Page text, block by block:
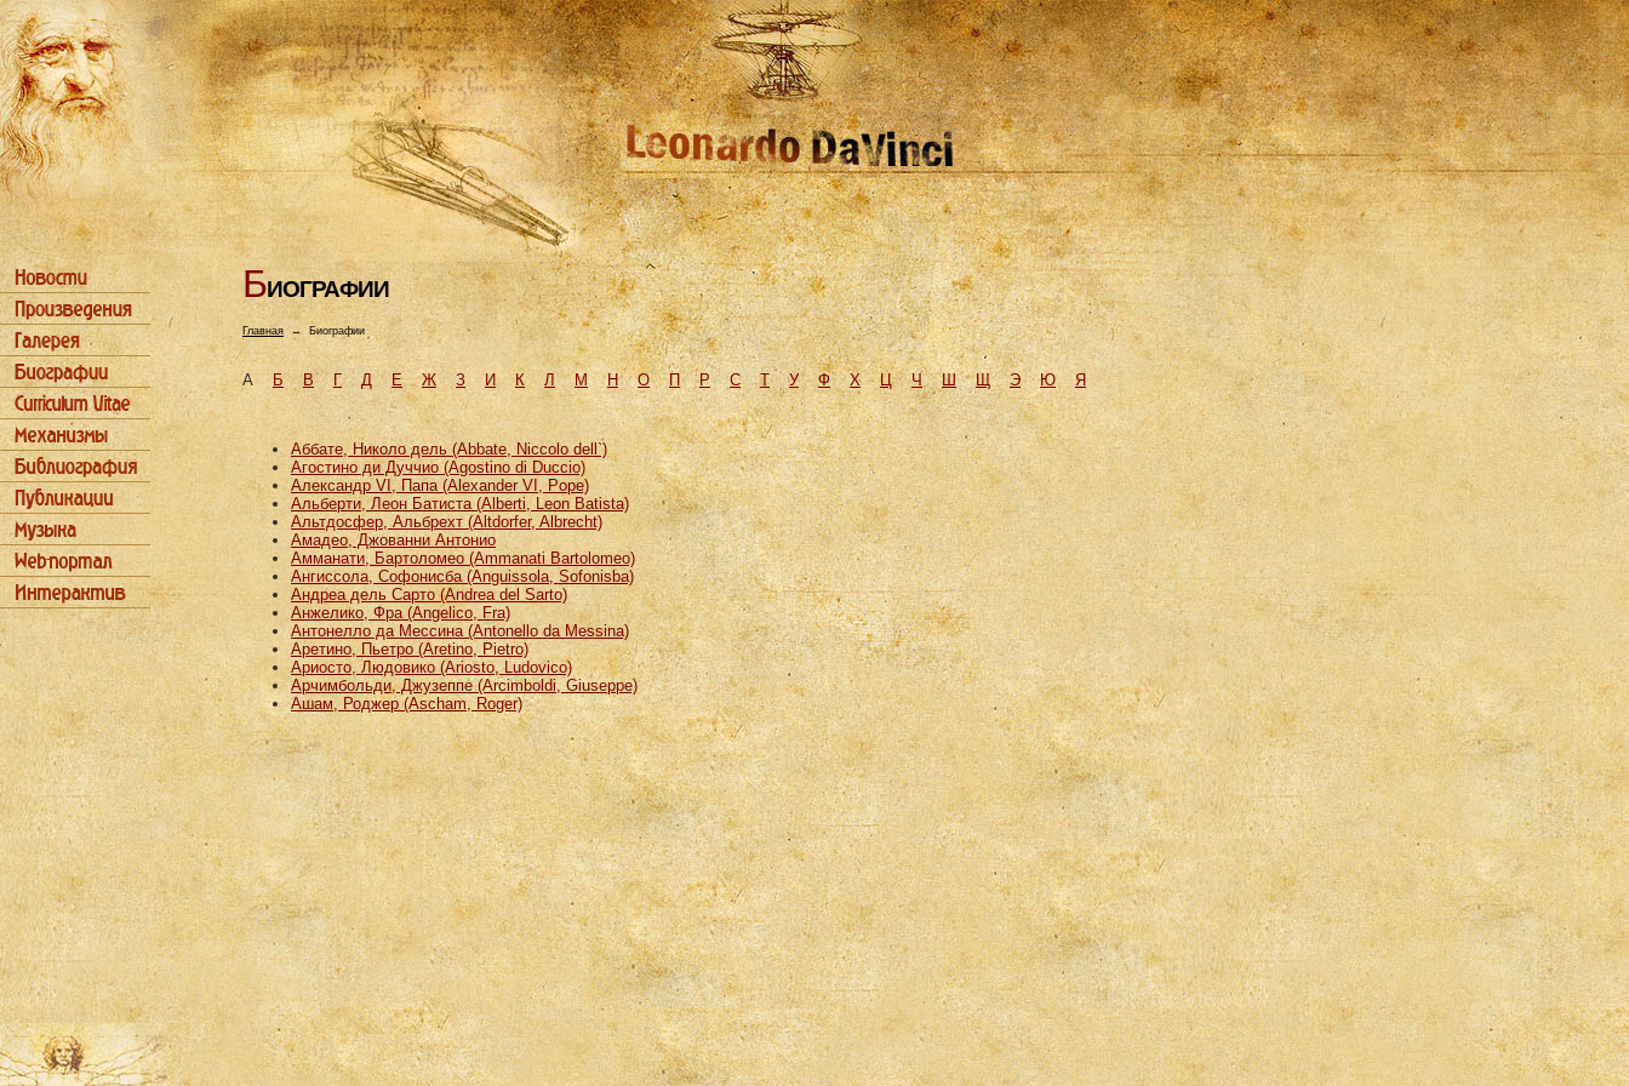
БИОГРАФИИ
Главная→ Биографии
АБ В Г Д Е Ж З И К Л М H О П Р С Т У Ф Х Ц Ч Ш Щ Э Ю Я
Аббате, Николо дель (Abbate, Niccolo dell`)
Агостино ди Дуччио (Agostino di Duccio)
Александр VI, Папа (Alexander VI, Pope)
Альберти, Леон Батиста (Alberti, Leon Batista)
Альтдосфер, Альбрехт (Altdorfer, Albrecht)
Амадео, Джованни Антонио
Амманати, Бартоломео (Ammanati Bartolomeo)
Ангиссола, Софонисба (Anguissola, Sofonisba)
Андреа дель Сарто (Andrea del Sarto)
Анжелико, Фра (Angelico, Fra)
Антонелло да Мессина (Antonello da Messina)
Аретино, Пьетро (Aretino, Pietro)
Ариосто, Людовико (Ariosto, Ludovico)
Арчимбольди, Джузеппе (Arcimboldi, Giuseppe)
Ашам, Роджер (Ascham, Roger)